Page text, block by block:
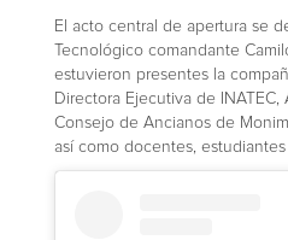
El acto central de apertura se
Tecnológico comandante
estuvieron presentes la
Directora Ejecutiva de INATEC,
Consejo de Ancianos de
así como docentes, estudiantes